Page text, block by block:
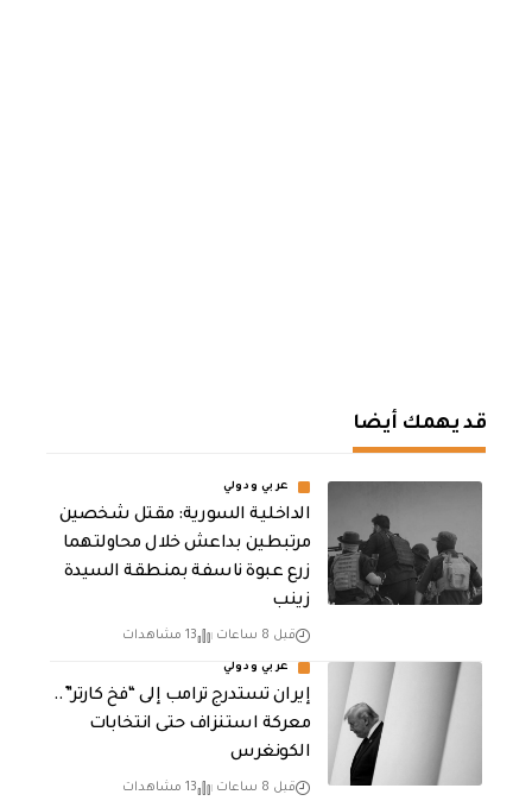
قد يهمك أيضا
عربي ودولي
الداخلية السورية: مقتل شخصين
مرتبطين بداعش خلال محاولتهما
زرع عبوة ناسفة بمنطقة السيدة
زينب
قبل 8 ساعات 13 مشاهدات
عربي ودولي
إيران تستدرج ترامب إلى “فخ كارتر”..
معركة استنزاف حتى انتخابات
الكونغرس
قبل 8 ساعات 13 مشاهدات